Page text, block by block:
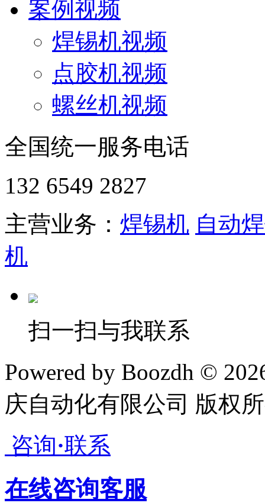
案例视频
焊锡机视频
点胶机视频
螺丝机视频
全国统一服务电话
132 6549 2827
主营业务： 焊锡机 自动
机
扫一扫与我联系
Powered by Boozdh ©
庆自动化有限公司 版权
咨询·联系
在线咨询客服